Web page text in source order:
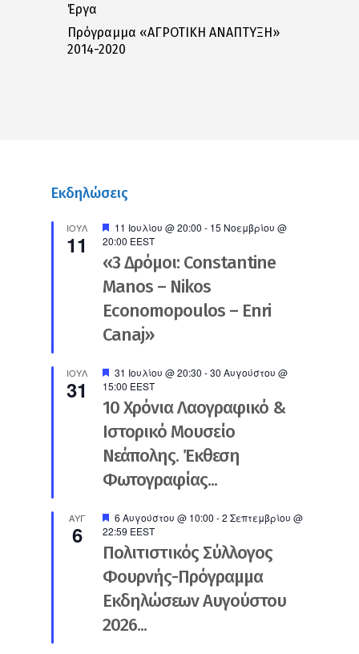
Έργα
Πρόγραμμα «ΑΓΡΟΤΙΚΗ ΑΝΑΠΤΥΞΗ»
2014-2020
Εκδηλώσεις
ΙΟΎΛ
11
Προτεινόμενο
11 Ιουλίου @ 20:00 - 15 Νοεμβρίου @
20:00 EEST
«3 Δρόμοι: Constantine
Manos – Nikos
Economopoulos – Enri
Canaj»
ΙΟΎΛ
31
Προτεινόμενο
31 Ιουλίου @ 20:30 -30 Αυγούστου @
15:00 EEST
10 Χρόνια Λαογραφικό &
Ιστορικό Μουσείο
Νεάπολης. Έκθεση
Φωτογραφίας...
ΑΥΓ
6
Προτεινόμενο
6 Αυγούστου @ 10:00 -2 Σεπτεμβρίου @
22:59 EEST
Πολιτιστικός Σύλλογος
Φουρνής-Πρόγραμμα
Εκδηλώσεων Αυγούστου
2026...